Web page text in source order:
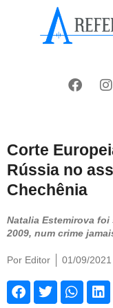
Corte
Rússia no
Chechênia
Natalia Estemirova foi
2009, num crime
Por Editor 01/09/